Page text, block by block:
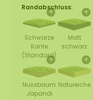
Randabschluss:
+
Schwarze
Kante
(Standard)
+
Matt
schwarz
+
Nussbaum
Japandi
+
Natureiche